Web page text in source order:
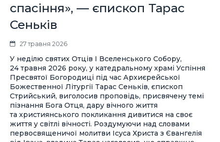
спасіння», — єпископ Тарас
Сеньків
27 травня 2026
У неділю святих Отців І Вселенського Собору,
24 травня 2026 року, у катедральному храмі Успіння
Пресвятої Богородиці під час Архиєрейської
Божественної Літургії Тарас Сеньків, єпископ
Стрийський, виголосив проповідь, присвячену темі
пізнання Бога Отця, дару вічного життя
та християнського покликання дивитися на своє
життя у світлі вічності. Роздумуючи над словами
первосвященичої молитви Ісуса Христа з Євангелія